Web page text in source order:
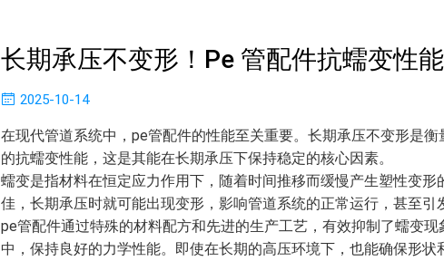
长期承压不变形！pe 管配件抗蠕变性
2025-10-14
在现代管道系统中，pe管配件的性能至关重要。长期承压不变形是
的抗蠕变性能，这是其能在长期承压下保持稳定的核心因素。
蠕变是指材料在恒定应力作用下，随着时间推移而缓慢产生塑性变
佳，长期承压时就可能出现变形，影响管道系统的正常运行，甚至引
pe管配件通过特殊的材料配方和先进的生产工艺，有效抑制了蠕变
中，保持良好的力学性能。即使在长期的高压环境下，也能确保形状